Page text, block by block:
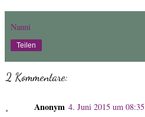
Nanni
Teilen
2 Kommentare:
Anonym 4. Juni 2015 um 08:35